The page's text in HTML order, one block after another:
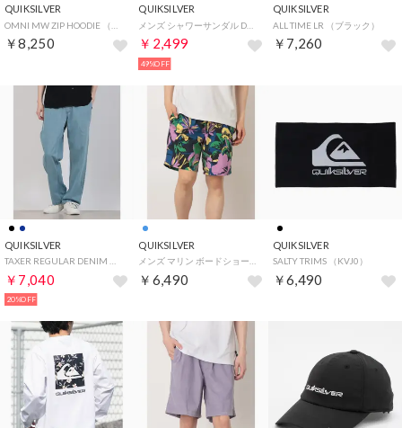
QUIKSILVER
￥8,250
QUIKSILVER
￥2,499
49%OFF
QUIKSILVER
ALL TIME LR （ブラック）
￥7,260
QUIKSILVER
￥7,040
20%OFF
QUIKSILVER
￥6,490
QUIKSILVER
SALTY TRIMS （KVJ0）
￥6,490